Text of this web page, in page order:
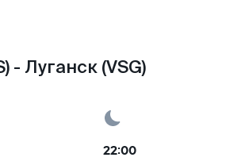
Луганск (VSG)
22:00